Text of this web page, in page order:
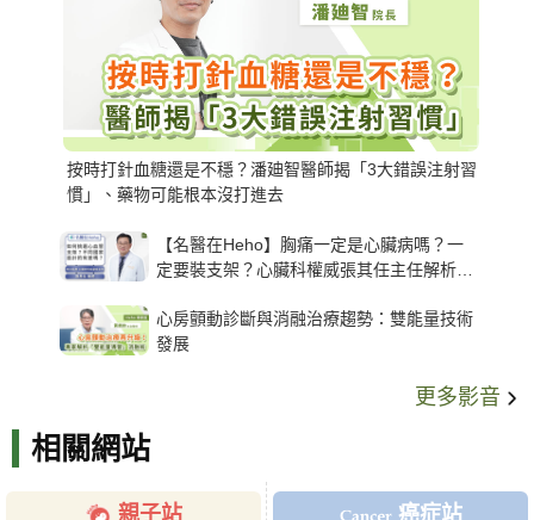
按時打針血糖還是不穩？潘廸智醫師揭「3大錯誤注射習
慣」、藥物可能根本沒打進去
【名醫在Heho】胸痛一定是心臟病嗎？一
定要裝支架？心臟科權威張其任主任解析支
心房顫動診斷與消融治療趨勢：雙能量技術
發展
更多影音
相關網站
親子站 癌症站